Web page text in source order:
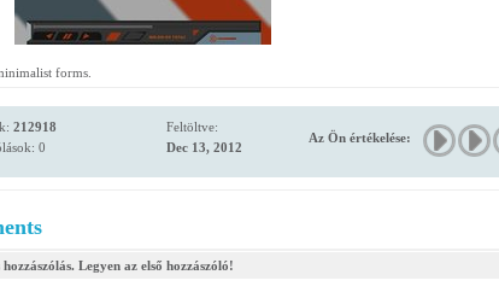
forms.
212918
0
Feltöltve:
Dec 13, 2012
Az Ön értékelése:
Legyen az első hozzászóló!